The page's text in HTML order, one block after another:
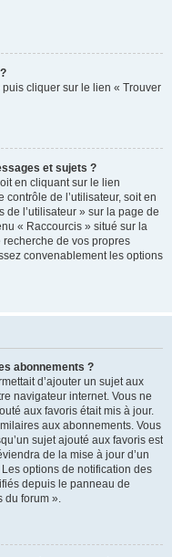
cliquer sur le lien « Trouver
et sujets ?
en cliquant sur le lien
de l’utilisateur, soit en
l’utilisateur » sur la page de
« Raccourcis » situé sur la
de vos propres
convenablement les options
abonnements ?
d’ajouter un sujet aux
navigateur internet. Vous ne
aux favoris était mis à jour.
aux abonnements. Vous
sujet ajouté aux favoris est
de la mise à jour d’un
options de notification des
depuis le panneau de
du forum ».